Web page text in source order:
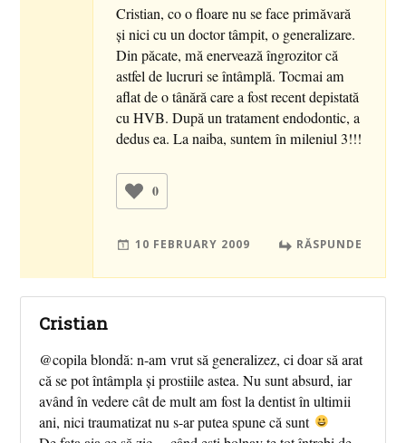
Cristian, co o floare nu se face primăvară
şi nici cu un doctor tâmpit, o generalizare.
Din păcate, mă enervează îngrozitor că
astfel de lucruri se întâmplă. Tocmai am
aflat de o tânără care a fost recent depistată
cu HVB. După un tratament endodontic, a
dedus ea. La naiba, suntem în mileniul 3!!!
0
10 FEBRUARY 2009 RĂSPUNDE
Cristian
@copila blondă: n-am vrut să generalizez, ci doar să arat
că se pot întâmpla și prostiile astea. Nu sunt absurd, iar
având în vedere cât de mult am fost la dentist în ultimii
ani, nici traumatizat nu s-ar putea spune că sunt